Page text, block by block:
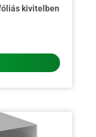
kivitelben